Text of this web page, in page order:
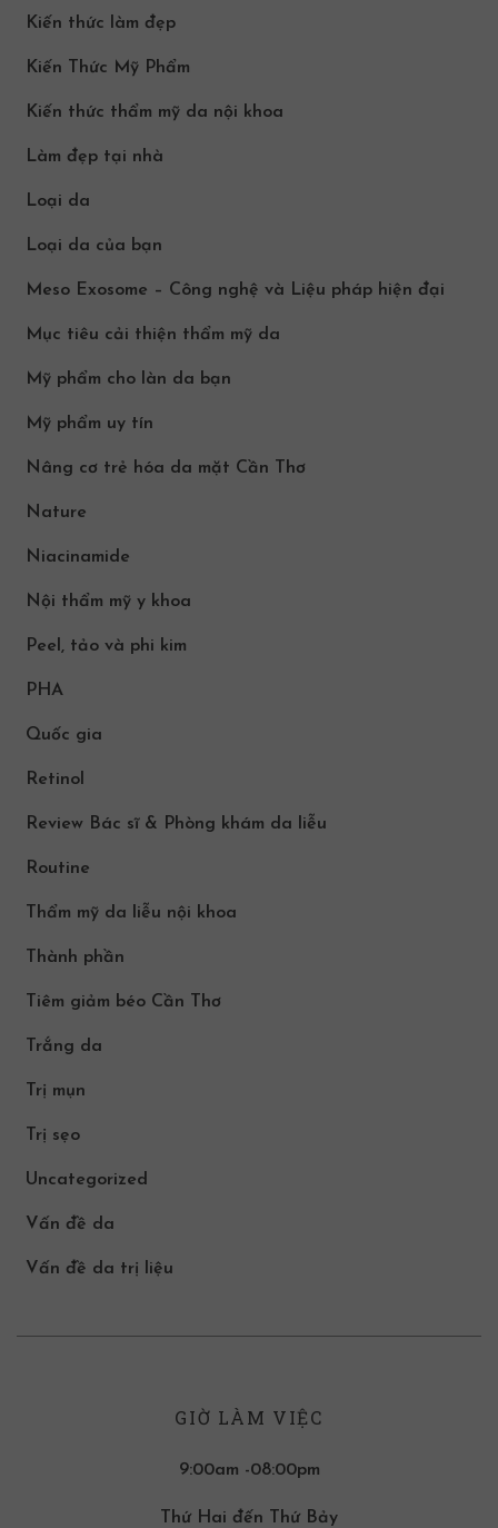
Kiến thức làm đẹp
Kiến Thức Mỹ Phẩm
Kiến thức thẩm mỹ da nội khoa
Làm đẹp tại nhà
Loại da
Loại da của bạn
Meso Exosome – Công nghệ và Liệu pháp hiện đại
Mục tiêu cải thiện thẩm mỹ da
Mỹ phẩm cho làn da bạn
Mỹ phẩm uy tín
Nâng cơ trẻ hóa da mặt Cần Thơ
Nature
Niacinamide
Nội thẩm mỹ y khoa
Peel, tảo và phi kim
PHA
Quốc gia
Retinol
Review Bác sĩ & Phòng khám da liễu
Routine
Thẩm mỹ da liễu nội khoa
Thành phần
Tiêm giảm béo Cần Thơ
Trắng da
Trị mụn
Trị sẹo
Uncategorized
Vấn đề da
Vấn đề da trị liệu
GIỜ LÀM VIỆC
9:00am -08:00pm
Thứ Hai đến Thứ Bảy